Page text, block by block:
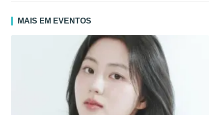
MAIS EM EVENTOS